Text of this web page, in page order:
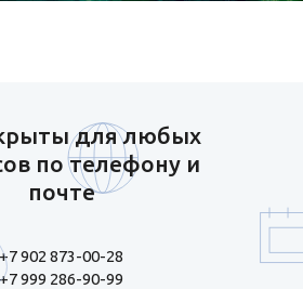
для любых
по телефону и
почте
+7 902 873-00-28
999 286-90-99